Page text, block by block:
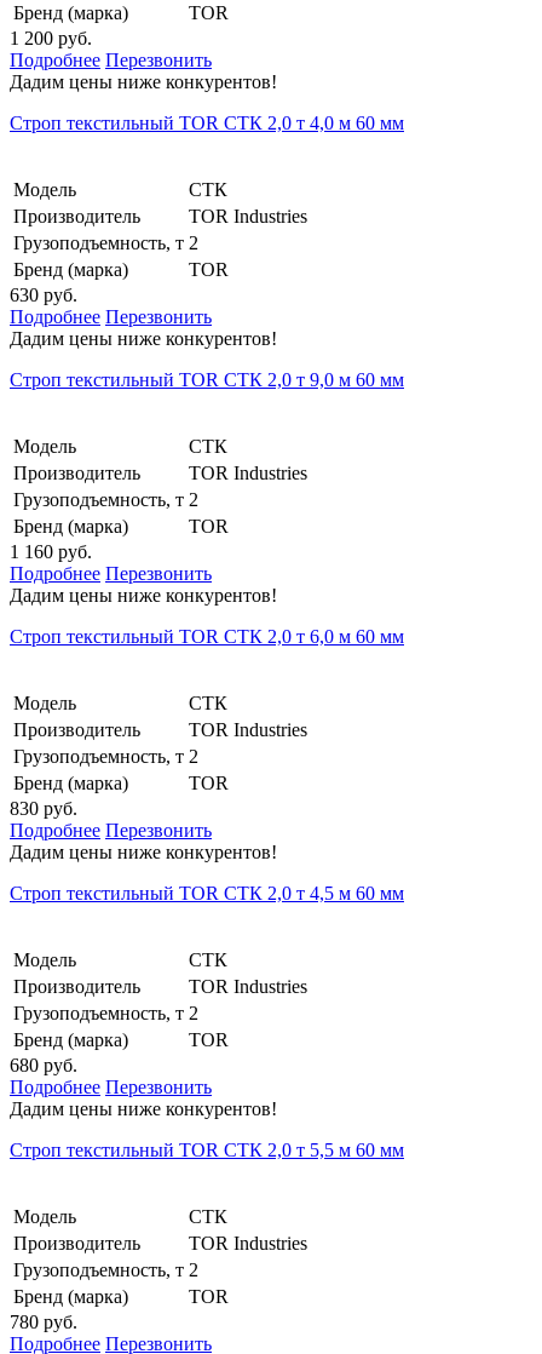
Бренд (марка)
TOR
1 200 руб.
Подробнее Перезвонить
Дадим цены ниже конкурентов!
Строп текстильный TOR СТК 2,0 т 4,0 м 60 мм
Модель
СТК
Производитель
TOR Industries
Грузоподъемность, т 2
Бренд (марка)
TOR
630 руб.
Подробнее Перезвонить
Дадим цены ниже конкурентов!
Строп текстильный TOR СТК 2,0 т 9,0 м 60 мм
Модель
СТК
Производитель
TOR Industries
Грузоподъемность, т 2
Бренд (марка)
TOR
1 160 руб.
Подробнее Перезвонить
Дадим цены ниже конкурентов!
Строп текстильный TOR СТК 2,0 т 6,0 м 60 мм
Модель
СТК
Производитель
TOR Industries
Грузоподъемность, т 2
Бренд (марка)
TOR
830 руб.
Подробнее Перезвонить
Дадим цены ниже конкурентов!
Строп текстильный TOR СТК 2,0 т 4,5 м 60 мм
Модель
СТК
Производитель
TOR Industries
Грузоподъемность, т 2
Бренд (марка)
TOR
680 руб.
Подробнее Перезвонить
Дадим цены ниже конкурентов!
Строп текстильный TOR СТК 2,0 т 5,5 м 60 мм
Модель
СТК
Производитель
TOR Industries
Грузоподъемность, т 2
Бренд (марка)
TOR
780 руб.
Подробнее Перезвонить